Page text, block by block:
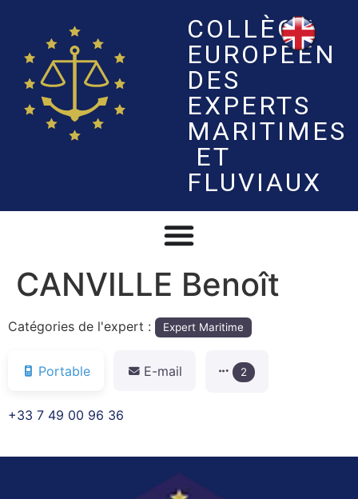
COLLÈGE
EUROPÉEN
DES
EXPERTS
MARITIMES
ET
FLUVIAUX
CANVILLE Benoît
Catégories de l'expert : Expert Maritime
Portable E-mail 2
+33 7 49 00 96 36